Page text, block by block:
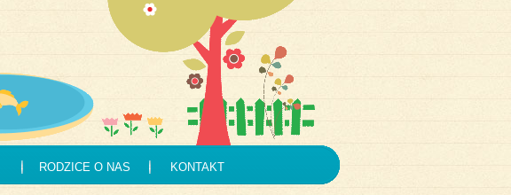
RODZICE O NAS KONTAKT